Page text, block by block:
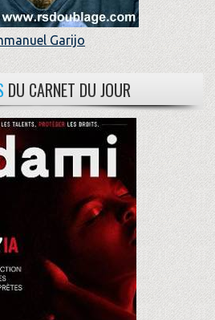
Garijo
DU CARNET DU JOUR